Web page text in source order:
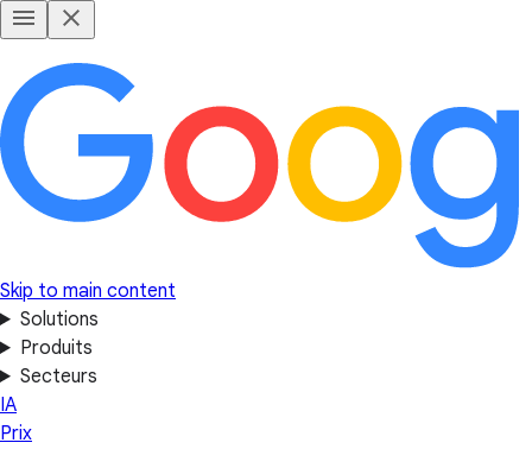
Skip to main content
Solutions
Produits
Secteurs
IA
Prix